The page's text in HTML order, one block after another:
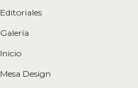
Editoriales
Galería
Inicio
Mesa Design